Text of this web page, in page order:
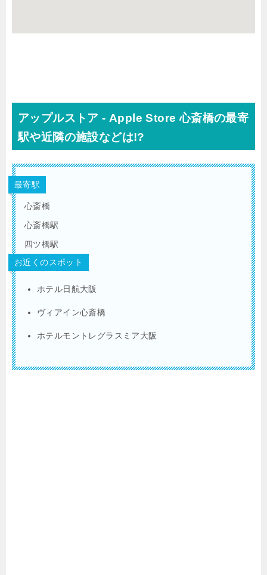
アップルストア - Apple Store 心斎橋の最寄
駅や近隣の施設などは!?
最寄駅
心斎橋
心斎橋駅
四ツ橋駅
お近くのスポット
ホテル日航大阪
ヴィアイン心斎橋
ホテルモントレグラスミア大阪